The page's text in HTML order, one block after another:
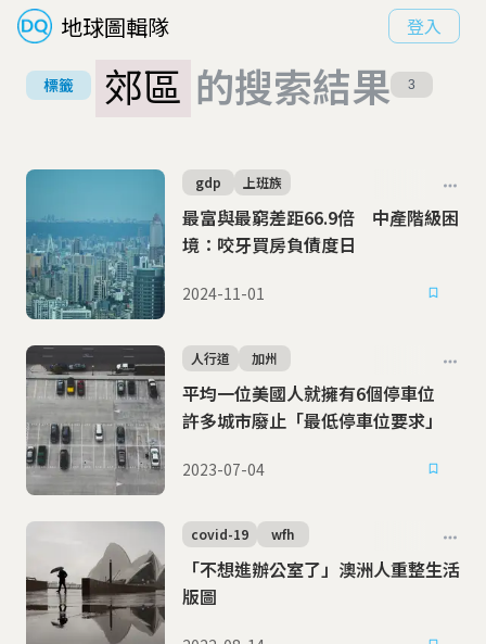
地球圖輯隊 登入
標籤 郊區 的搜索結果 3
最富與最窮差距66.9倍 中產階級困
境：咬牙買房負債度日
gdp 上班族
2024-11-01
平均一位美國人就擁有6個停車位
許多城市廢止「最低停車位要求」
人行道 加州
2023-07-04
「不想進辦公室了」澳洲人重整生活
版圖
covid-19 wfh